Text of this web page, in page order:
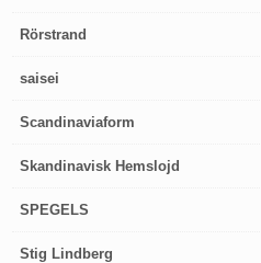
Rörstrand
saisei
Scandinaviaform
Skandinavisk Hemslojd
SPEGELS
Stig Lindberg